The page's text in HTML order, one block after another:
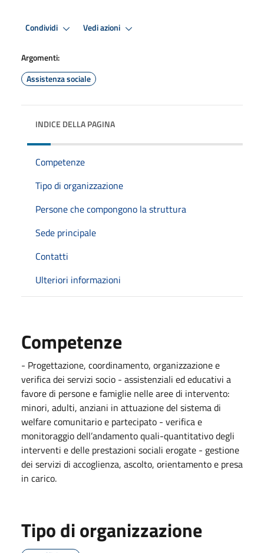
Condividi Vedi azioni
Argomenti:
Assistenza sociale
INDICE DELLA PAGINA
Competenze
Tipo di organizzazione
Persone che compongono la struttura
Sede principale
Contatti
Ulteriori informazioni
Competenze
- Progettazione, coordinamento, organizzazione e
verifica dei servizi socio - assistenziali ed educativi a
favore di persone e famiglie nelle aree di intervento:
minori, adulti, anziani in attuazione del sistema di
welfare comunitario e partecipato - verifica e
monitoraggio dell’andamento quali-quantitativo degli
interventi e delle prestazioni sociali erogate - gestione
dei servizi di accoglienza, ascolto, orientamento e presa
in carico.
Tipo di organizzazione